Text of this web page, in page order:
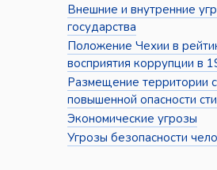
Внешние и внутренние
государства
Положение Чехии в
восприятия коррупции в
Размещение территории
повышенной опасности
Экономические угрозы
Угрозы безопасности